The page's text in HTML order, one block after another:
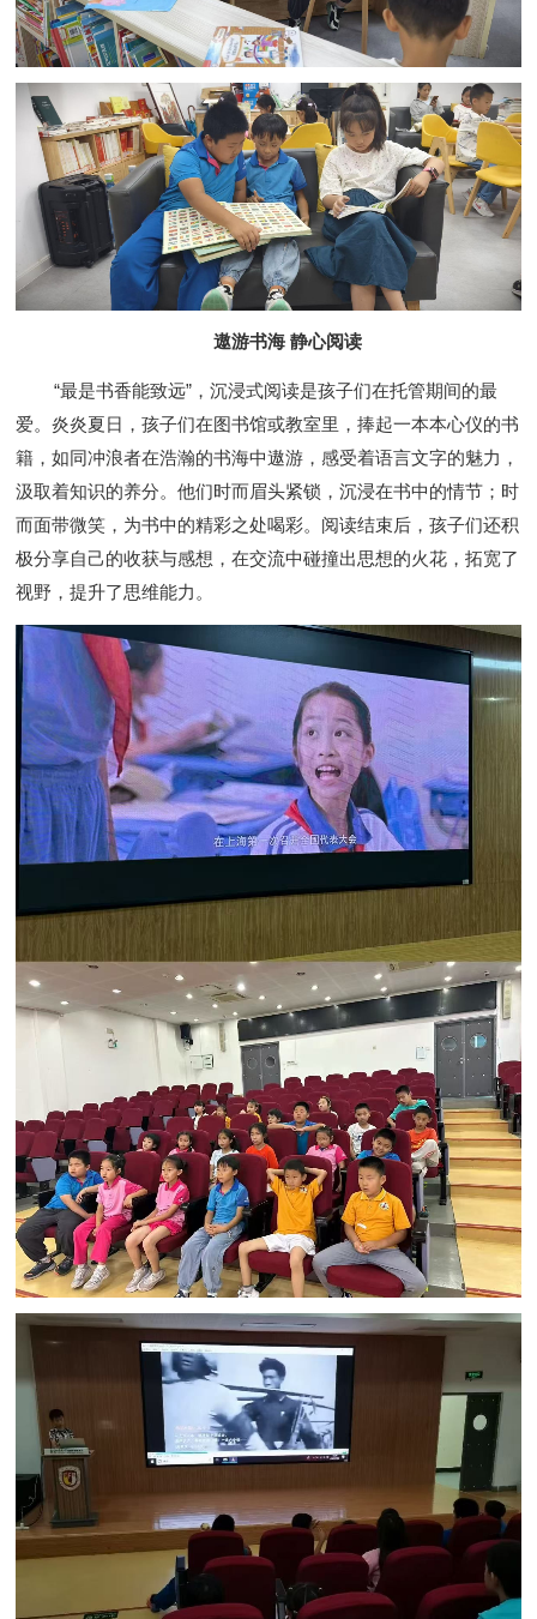
遨游书海 静心阅读
“最是书香能致远”，沉浸式阅读是孩子们在托管期间的最
爱。炎炎夏日，孩子们在图书馆或教室里，捧起一本本心仪的书
籍，如同冲浪者在浩瀚的书海中遨游，感受着语言文字的魅力，
汲取着知识的养分。他们时而眉头紧锁，沉浸在书中的情节；时
而面带微笑，为书中的精彩之处喝彩。阅读结束后，孩子们还积
极分享自己的收获与感想，在交流中碰撞出思想的火花，拓宽了
视野，提升了思维能力。